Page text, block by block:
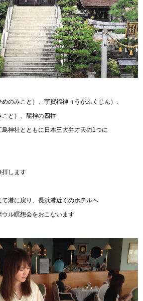
のみこと）、宇賀福神（うがふくじん）、
と）、龍神の四柱
神社とともに日本三大弁才天の1つに
拝します
港に戻り、長浜港近くのホテルへ
ウル瞑想会をおこないます